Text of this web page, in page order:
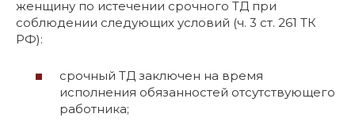
женщину по истечении срочного ТД при
соблюдении следующих условий (ч. 3 ст. 261 ТК
РФ):
срочный ТД заключен на время
исполнения обязанностей отсутствующего
работника;